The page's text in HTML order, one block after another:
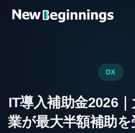
DX
IT導入補助金2026
業が最大半額補助